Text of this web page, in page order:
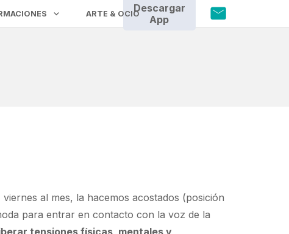
ARTE & OCIODescargar
App
al mes, la hacemos acostados (posición
para entrar en contacto con la voz de la
tensiones físicas, mentales y